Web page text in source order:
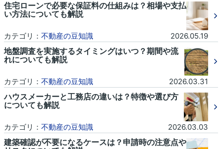
住宅ローンで必要な保証料の仕組みは？相場や支払
い方法についても解説
カテゴリ： 不動産の豆知識 2026.05.19
地盤調査を実施するタイミングはいつ？期間や流
れについても解説
カテゴリ： 不動産の豆知識 2026.03.31
ハウスメーカーと工務店の違いは？特徴や選び方
についても解説
カテゴリ： 不動産の豆知識 2026.03.03
建築確認が不要になるケースは？申請時の注意点や